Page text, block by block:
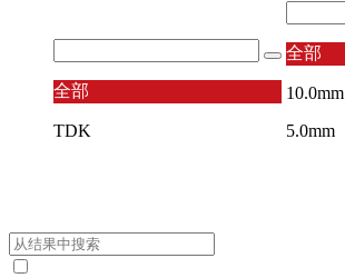
全部
TDK
全部
10.0mm
5.0mm